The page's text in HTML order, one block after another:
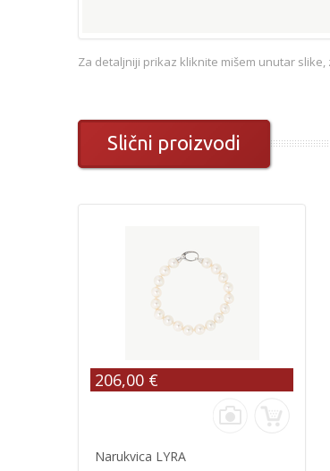
Za detaljniji prikaz kliknite mišem unutar
Slični proizvodi
206,00 €
Narukvica LYRA